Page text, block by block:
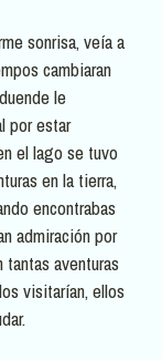
sonrisa, veía a
cambiaran
le
por estar
el lago se tuvo
en la tierra,
encontrabas
admiración por
aventuras
visitarían, ellos